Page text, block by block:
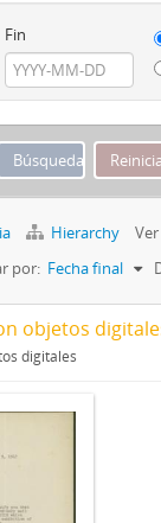
Fin
Hierarchy
Ver
por: Fecha final
objetos
digitales